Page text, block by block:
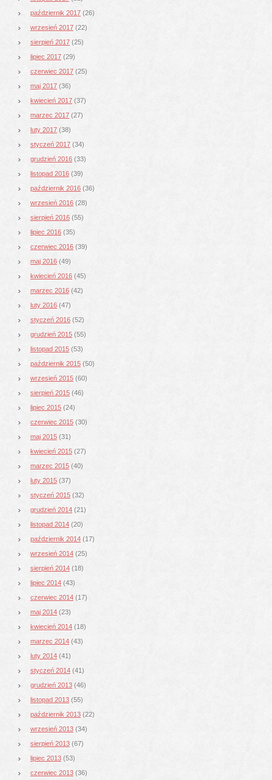
październik 2017 (26)
wrzesień 2017 (22)
sierpień 2017 (25)
lipiec 2017 (29)
czerwiec 2017 (25)
maj 2017 (36)
kwiecień 2017 (37)
marzec 2017 (27)
luty 2017 (38)
styczeń 2017 (34)
grudzień 2016 (33)
listopad 2016 (39)
październik 2016 (36)
wrzesień 2016 (28)
sierpień 2016 (55)
lipiec 2016 (35)
czerwiec 2016 (39)
maj 2016 (49)
kwiecień 2016 (45)
marzec 2016 (42)
luty 2016 (47)
styczeń 2016 (52)
grudzień 2015 (55)
listopad 2015 (53)
październik 2015 (50)
wrzesień 2015 (60)
sierpień 2015 (46)
lipiec 2015 (24)
czerwiec 2015 (30)
maj 2015 (31)
kwiecień 2015 (27)
marzec 2015 (40)
luty 2015 (37)
styczeń 2015 (32)
grudzień 2014 (21)
listopad 2014 (20)
październik 2014 (17)
wrzesień 2014 (25)
sierpień 2014 (18)
lipiec 2014 (43)
czerwiec 2014 (17)
maj 2014 (23)
kwiecień 2014 (18)
marzec 2014 (43)
luty 2014 (41)
styczeń 2014 (41)
grudzień 2013 (46)
listopad 2013 (55)
październik 2013 (22)
wrzesień 2013 (34)
sierpień 2013 (67)
lipiec 2013 (53)
czerwiec 2013 (36)